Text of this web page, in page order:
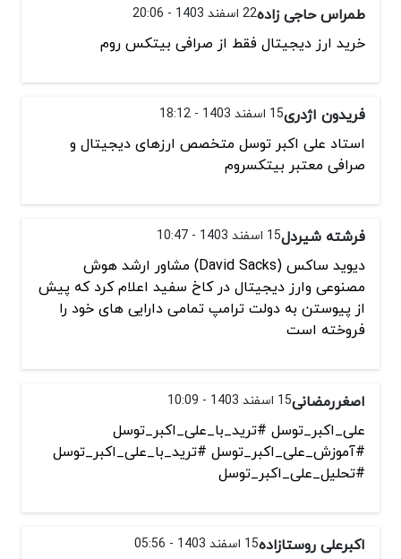
طمراس حاجی زاده22 اسفند 1403 - 20:06
خرید ارز دیجیتال فقط از صرافی بیتکس روم
فریدون اژدری15 اسفند 1403 - 18:12
استاد علی اکبر توسل متخصص ارزهای دیجیتال و
صرافی معتبر بیتکسروم
فرشته شیردل15 اسفند 1403 - 10:47
دیوید ساکس (David Sacks) مشاور ارشد هوش
مصنوعی وارز دیجیتال در کاخ سفید اعلام کرد که پیش
از پیوستن به دولت ترامپ تمامی دارایی های خود را
فروخته است
اصغررمضانی15 اسفند 1403 - 10:09
علی_اکبر_توسل #ترید_با_علی_اکبر_توسل
#آموزش_علی_اکبر_توسل #ترید_با_علی_اکبر_توسل
#تحلیل_علی_اکبر_توسل
اکبرعلی روستازاده15 اسفند 1403 - 05:56